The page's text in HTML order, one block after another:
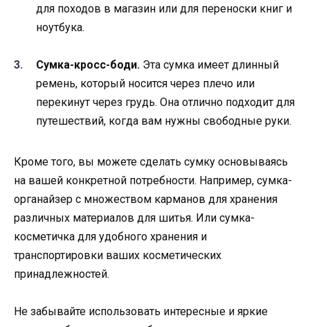
для походов в магазин или для переноски книг и
ноутбука.
Сумка-кросс-боди. Эта сумка имеет длинный
ремень, который носится через плечо или
перекинут через грудь. Она отлично подходит для
путешествий, когда вам нужны свободные руки.
Кроме того, вы можете сделать сумку основываясь
на вашей конкретной потребности. Например, сумка-
органайзер с множеством карманов для хранения
различных материалов для шитья. Или сумка-
косметичка для удобного хранения и
транспортировки ваших косметических
принадлежностей.
Не забывайте использовать интересные и яркие